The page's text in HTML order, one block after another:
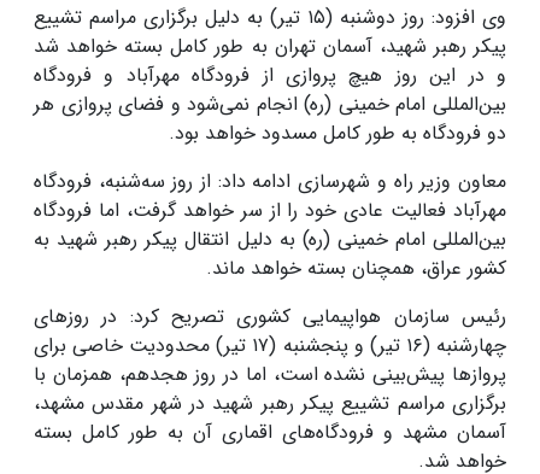
وی افزود: روز دوشنبه (۱۵ تیر) به دلیل برگزاری مراسم تشییع
پیکر رهبر شهید، آسمان تهران به طور کامل بسته خواهد شد
و در این روز هیچ پروازی از فرودگاه مهرآباد و فرودگاه
بین‌المللی امام خمینی (ره) انجام نمی‌شود و فضای پروازی هر
دو فرودگاه به طور کامل مسدود خواهد بود.
معاون‌ وزیر راه و شهرسازی ادامه داد: از روز سه‌شنبه، فرودگاه
مهرآباد فعالیت عادی خود را از سر خواهد گرفت، اما فرودگاه
بین‌المللی امام خمینی (ره) به دلیل انتقال پیکر رهبر شهید به
کشور عراق، همچنان بسته خواهد ماند.
رئیس سازمان هواپیمایی کشوری تصریح کرد: در روزهای
چهارشنبه (۱۶ تیر) و پنجشنبه (۱۷ تیر) محدودیت خاصی برای
پروازها پیش‌بینی نشده است، اما در روز هجدهم، همزمان با
برگزاری مراسم تشییع پیکر رهبر شهید در شهر مقدس مشهد،
آسمان مشهد و فرودگاه‌های اقماری آن به طور کامل بسته
خواهد شد.